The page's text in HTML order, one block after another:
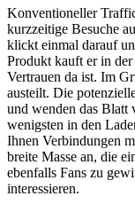
Konventioneller
kurzzeitige Besuche
klickt einmal darauf
Produkt kauft er in
Vertrauen da ist. Im
austeilt. Die
und wenden das Blatt
wenigsten in den
Ihnen Verbindungen
breite Masse an, die
ebenfalls Fans zu
interessieren.